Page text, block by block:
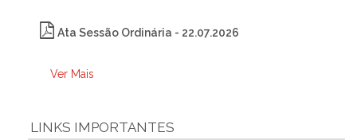
Ata Sessão Ordinária - 22.07.2026
Ver Mais
LINKS IMPORTANTES